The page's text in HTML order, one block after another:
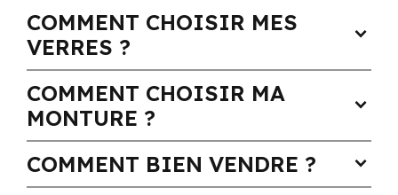
COMMENT CHOISIR MES
VERRES ?
expand_more
COMMENT CHOISIR MA
MONTURE ?
expand_more
COMMENT BIEN VENDRE ? expand_more